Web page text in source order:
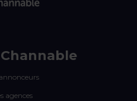
agences